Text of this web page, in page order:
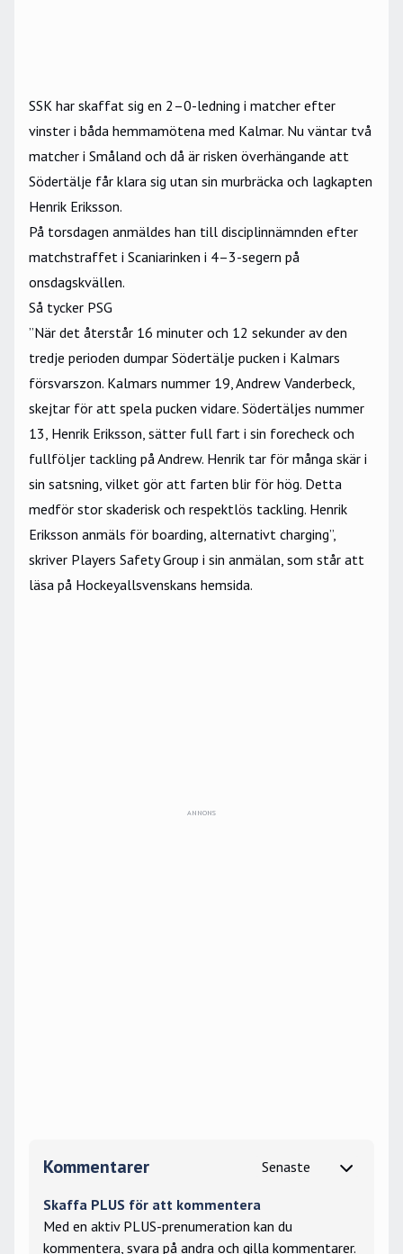
SSK har skaffat sig en 2–0-ledning i matcher efter
vinster i båda hemmamötena med Kalmar. Nu väntar två
matcher i Småland och då är risken överhängande att
Södertälje får klara sig utan sin murbräcka och lagkapten
Henrik Eriksson.
På torsdagen anmäldes han till disciplinnämnden efter
matchstraffet i Scaniarinken i 4–3-segern på
onsdagskvällen.
Så tycker PSG
”När det återstår 16 minuter och 12 sekunder av den
tredje perioden dumpar Södertälje pucken i Kalmars
försvarszon. Kalmars nummer 19, Andrew Vanderbeck,
skejtar för att spela pucken vidare. Södertäljes nummer
13, Henrik Eriksson, sätter full fart i sin forecheck och
fullföljer tackling på Andrew. Henrik tar för många skär i
sin satsning, vilket gör att farten blir för hög. Detta
medför stor skaderisk och respektlös tackling. Henrik
Eriksson anmäls för boarding, alternativt charging”,
skriver Players Safety Group i sin anmälan, som står att
läsa på Hockeyallsvenskans hemsida.
Kommentarer
Skaffa PLUS för att kommentera
Med en aktiv PLUS-prenumeration kan du
kommentera, svara på andra och gilla kommentarer.